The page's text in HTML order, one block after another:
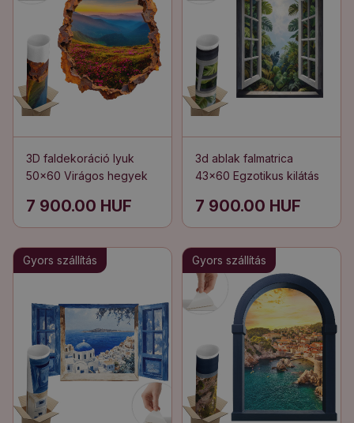
3D faldekoráció lyuk
50x60 Virágos hegyek
7 900.00 HUF
3d ablak falmatrica
43x60 Egzotikus kilátás
7 900.00 HUF
Gyors szállítás Gyors szállítás